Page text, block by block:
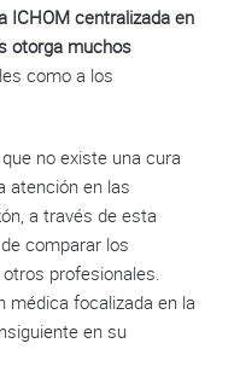
ICHOM centralizada en
otorga muchos
como a los
no existe una cura
atención en las
a través de esta
comparar los
profesionales.
médica focalizada en la
en su